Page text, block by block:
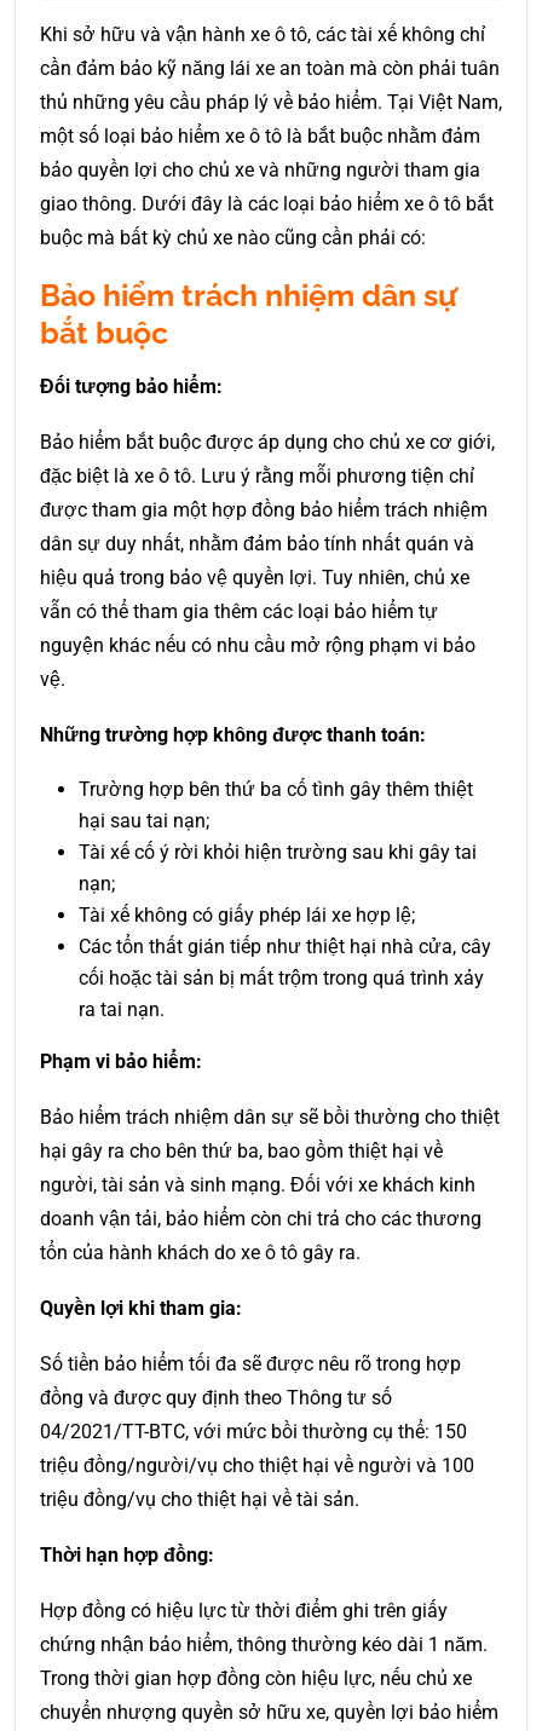
Khi sở hữu và vận hành xe ô tô, các tài xế không chỉ
cần đảm bảo kỹ năng lái xe an toàn mà còn phải tuân
thủ những yêu cầu pháp lý về bảo hiểm. Tại Việt Nam,
một số loại bảo hiểm xe ô tô là bắt buộc nhằm đảm
bảo quyền lợi cho chủ xe và những người tham gia
giao thông. Dưới đây là các loại bảo hiểm xe ô tô bắt
buộc mà bất kỳ chủ xe nào cũng cần phải có:
Bảo hiểm trách nhiệm dân sự
bắt buộc
Đối tượng bảo hiểm:
Bảo hiểm bắt buộc được áp dụng cho chủ xe cơ giới,
đặc biệt là xe ô tô. Lưu ý rằng mỗi phương tiện chỉ
được tham gia một hợp đồng bảo hiểm trách nhiệm
dân sự duy nhất, nhằm đảm bảo tính nhất quán và
hiệu quả trong bảo vệ quyền lợi. Tuy nhiên, chủ xe
vẫn có thể tham gia thêm các loại bảo hiểm tự
nguyện khác nếu có nhu cầu mở rộng phạm vi bảo
vệ.
Những trường hợp không được thanh toán:
Trường hợp bên thứ ba cố tình gây thêm thiệt
hại sau tai nạn;
Tài xế cố ý rời khỏi hiện trường sau khi gây tai
nạn;
Tài xế không có giấy phép lái xe hợp lệ;
Các tổn thất gián tiếp như thiệt hại nhà cửa, cây
cối hoặc tài sản bị mất trộm trong quá trình xảy
ra tai nạn.
Phạm vi bảo hiểm:
Bảo hiểm trách nhiệm dân sự sẽ bồi thường cho thiệt
hại gây ra cho bên thứ ba, bao gồm thiệt hại về
người, tài sản và sinh mạng. Đối với xe khách kinh
doanh vận tải, bảo hiểm còn chi trả cho các thương
tổn của hành khách do xe ô tô gây ra.
Quyền lợi khi tham gia:
Số tiền bảo hiểm tối đa sẽ được nêu rõ trong hợp
đồng và được quy định theo Thông tư số
04/2021/TT-BTC, với mức bồi thường cụ thể: 150
triệu đồng/người/vụ cho thiệt hại về người và 100
triệu đồng/vụ cho thiệt hại về tài sản.
Thời hạn hợp đồng:
Hợp đồng có hiệu lực từ thời điểm ghi trên giấy
chứng nhận bảo hiểm, thông thường kéo dài 1 năm.
Trong thời gian hợp đồng còn hiệu lực, nếu chủ xe
chuyển nhượng quyền sở hữu xe, quyền lợi bảo hiểm